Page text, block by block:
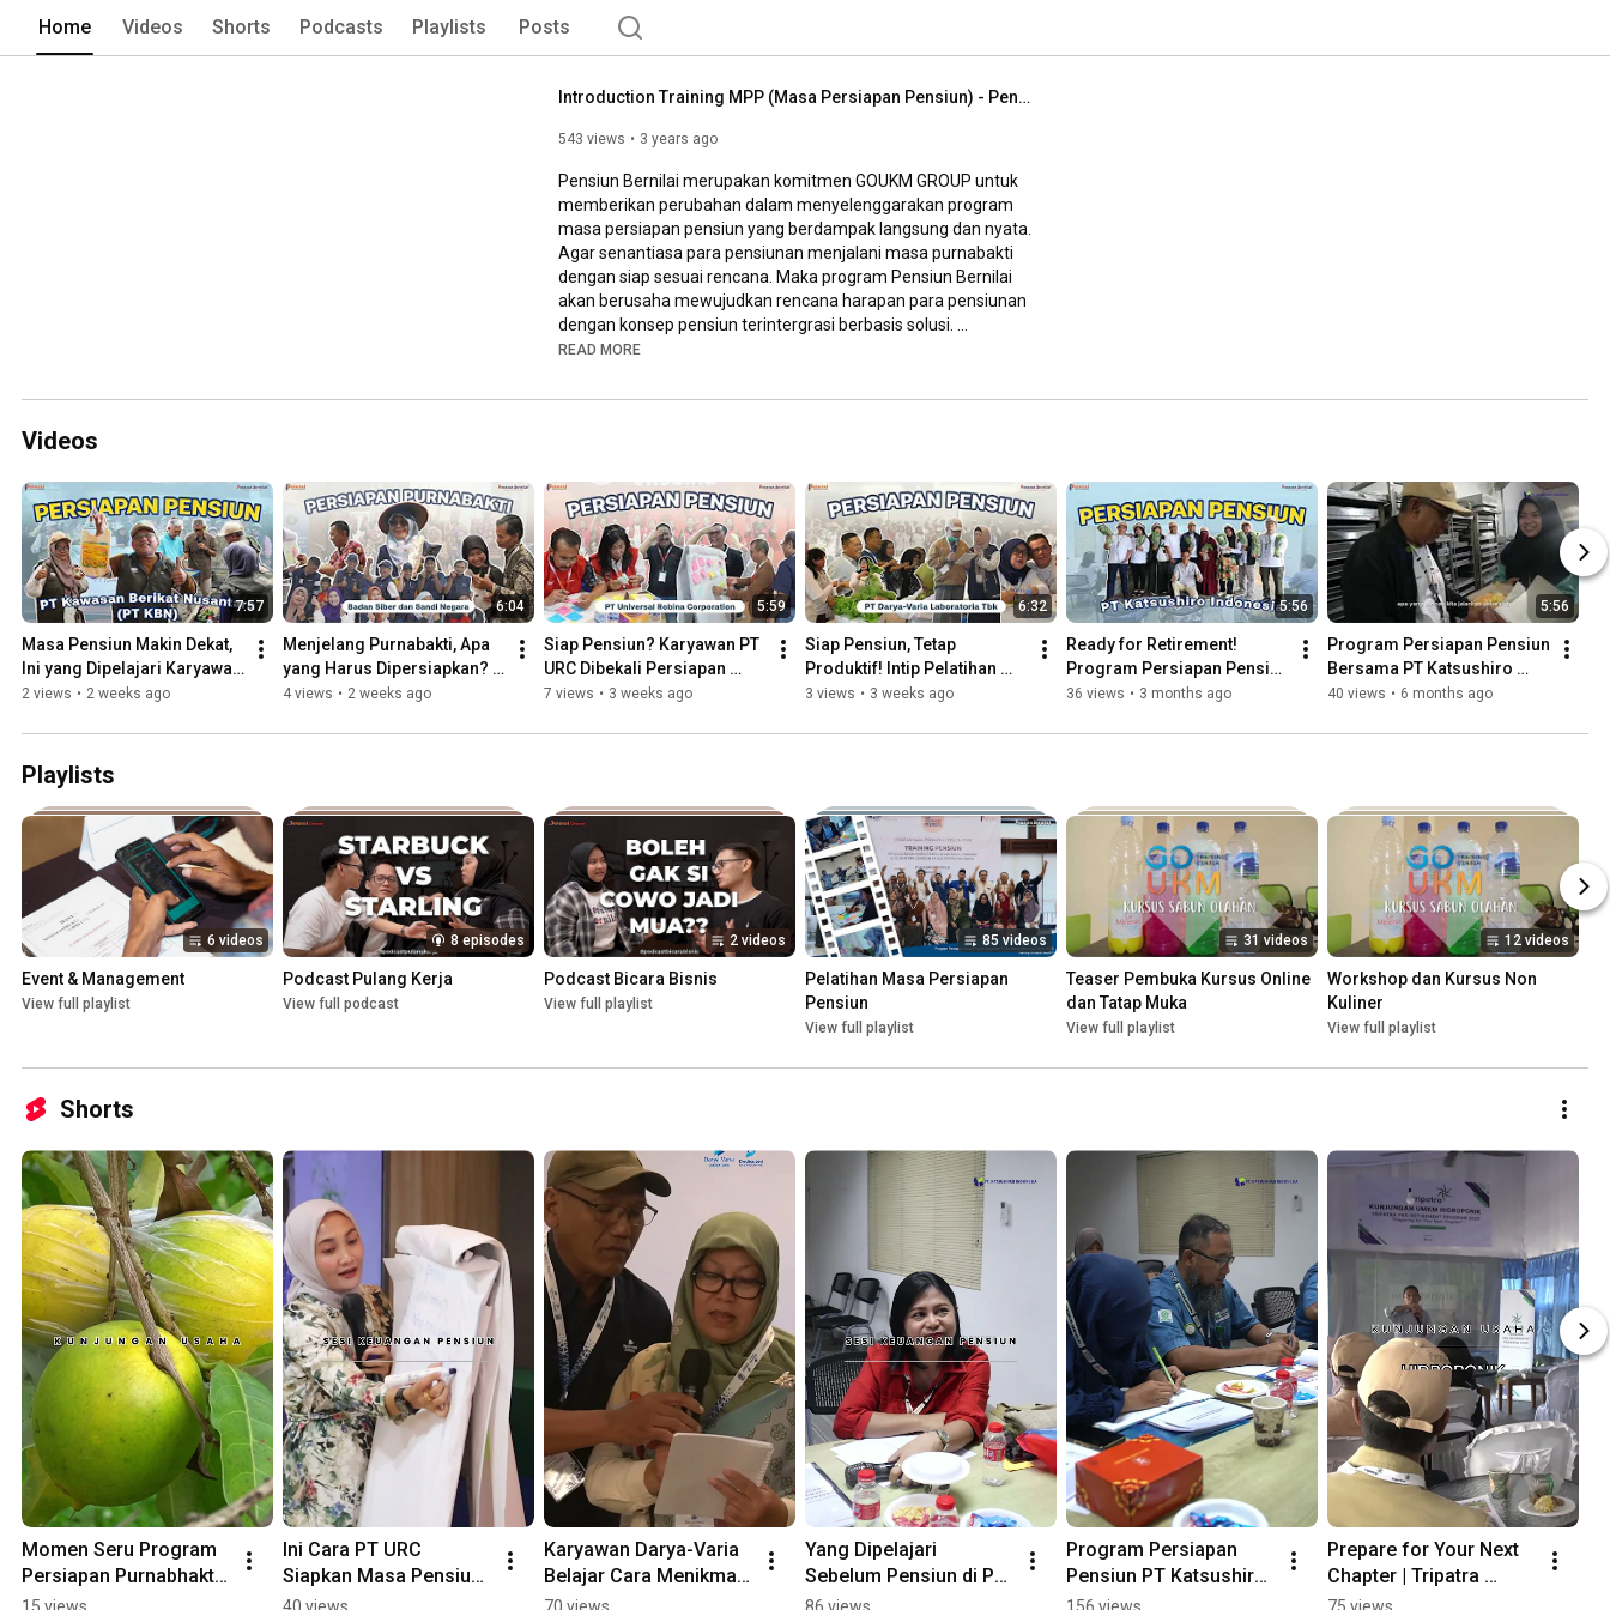
program pelatihan dan dipercaya oleh puluhan Instansi dan Perusahaan.
Home Videos Shorts Podcasts Playlists Posts
Introduction Training MPP (Masa Persiapan Pensiun) - Pensiun Bernilai by GoUKM Group
543 views 3 years ago
Pensiun Bernilai merupakan komitmen GOUKM GROUP untuk
memberikan perubahan dalam menyelenggarakan program
masa persiapan pensiun yang berdampak langsung dan nyata.
Agar senantiasa para pensiunan menjalani masa purnabakti
dengan siap sesuai rencana. Maka program Pensiun Bernilai
akan berusaha mewujudkan rencana harapan para pensiunan
dengan konsep pensiun terintergrasi berbasis solusi.
Call / WA : 0813 8831 9900 / 0812 8189 7785
READ MORE
Videos
7:57
Masa Pensiun Makin Dekat,
Ini yang Dipelajari Karyawan
PT KBN
2 views • 2 weeks ago
6:04
Menjelang Purnabakti, Apa
yang Harus Dipersiapkan?
Persiapan Purnabhakti
4 views • 2 weeks ago
5:59
Siap Pensiun? Karyawan PT
URC Dibekali Persiapan
Penting Ini!
7 views • 3 weeks ago
6:32
Siap Pensiun, Tetap
Produktif! Intip Pelatihan
Pensiun Darya-Varia
3 views • 3 weeks ago
5:56
Ready for Retirement!
Program Persiapan Pensiun
PT Katsushiro  #pensiun
36 views • 3 months ago
5:56
Program Persiapan Pensiun
Bersama PT Katsushiro
Indonesia
40 views • 6 months ago
Playlists
6 videos
Event & Management
View full playlist
8 episodes
Podcast Pulang Kerja
View full podcast
2 videos
Podcast Bicara Bisnis
View full playlist
85 videos
Pelatihan Masa Persiapan
Pensiun
View full playlist
31 videos
Teaser Pembuka Kursus Online
dan Tatap Muka
View full playlist
12 videos
Workshop dan Kursus Non
Kuliner
View full playlist
Shorts
Momen Seru Program
Persiapan Purnabhakti
BSSN
Ini Cara PT URC
Siapkan Masa Pensiun
Karyawan
Karyawan Darya-Varia
Belajar Cara Menikmati
Masa Pensiun
Yang Dipelajari
Sebelum Pensiun di PT
Katsushiro #pensiun
Program Persiapan
Pensiun PT Katsushiro
Indonesia
Prepare for Your Next
Chapter | Tripatra
#trainingpensiun